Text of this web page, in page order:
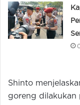
Shinto
goreng dilakukan